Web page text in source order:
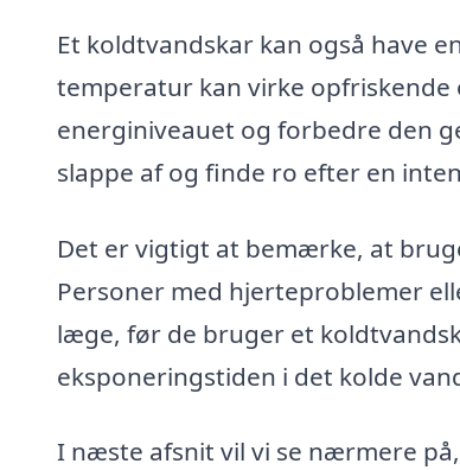
Et koldtvandskar kan også have
temperatur kan virke
energiniveauet og forbedre den
slappe af og finde ro efter en
Det er vigtigt at bemærke, at
Personer med hjerteproblemer
læge, før de bruger et
eksponeringstiden i det kolde
I næste afsnit vil vi se nærmere